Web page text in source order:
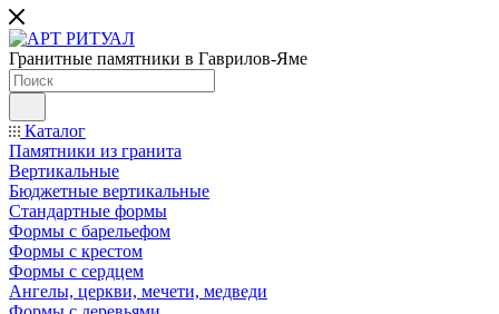
Гранитные памятники в Гаврилов-Яме
Каталог
Памятники из гранита
Вертикальные
Бюджетные вертикальные
Стандартные формы
Формы с барельефом
Формы с крестом
Формы с сердцем
Ангелы, церкви, мечети, медведи